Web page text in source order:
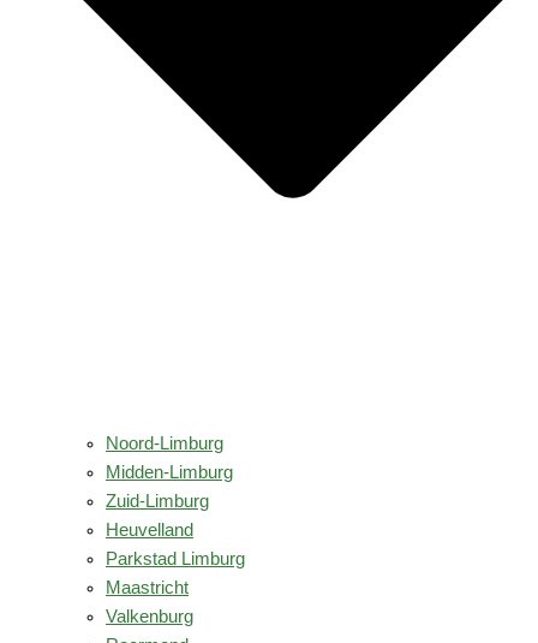
Noord-Limburg
Midden-Limburg
Zuid-Limburg
Heuvelland
Parkstad Limburg
Maastricht
Valkenburg